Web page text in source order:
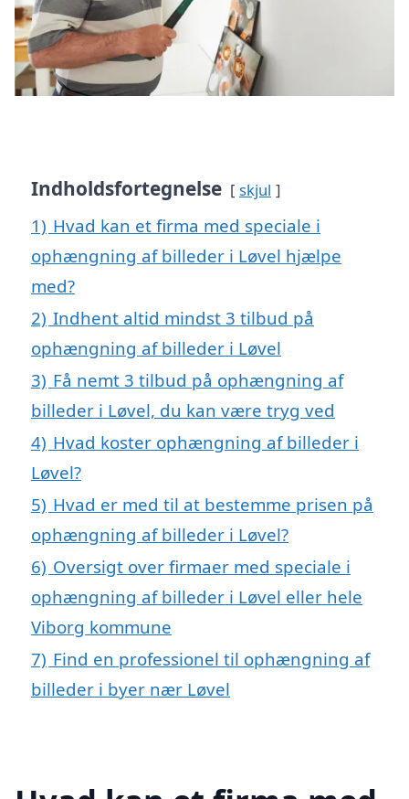
Indholdsfortegnelse skjul
1) Hvad kan et firma med speciale i
ophængning af billeder i Løvel hjælpe
med?
2) Indhent altid mindst 3 tilbud på
ophængning af billeder i Løvel
3) Få nemt 3 tilbud på ophængning af
billeder i Løvel, du kan være tryg ved
4) Hvad koster ophængning af billeder i
Løvel?
5) Hvad er med til at bestemme prisen på
ophængning af billeder i Løvel?
6) Oversigt over firmaer med speciale i
ophængning af billeder i Løvel eller hele
Viborg kommune
7) Find en professionel til ophængning af
billeder i byer nær Løvel